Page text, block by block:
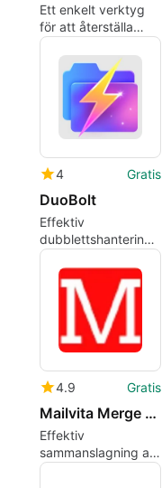
Ett enkelt verktyg
för att återställa
förlorade filer på
Mac
4 Gratis
DuoBolt
Effektiv
dubblettshantering
med DuoBolt
4.9 Gratis
Mailvita Merge PST for Mac Tool
Effektiv
sammanslagning av
PST-filer på Mac